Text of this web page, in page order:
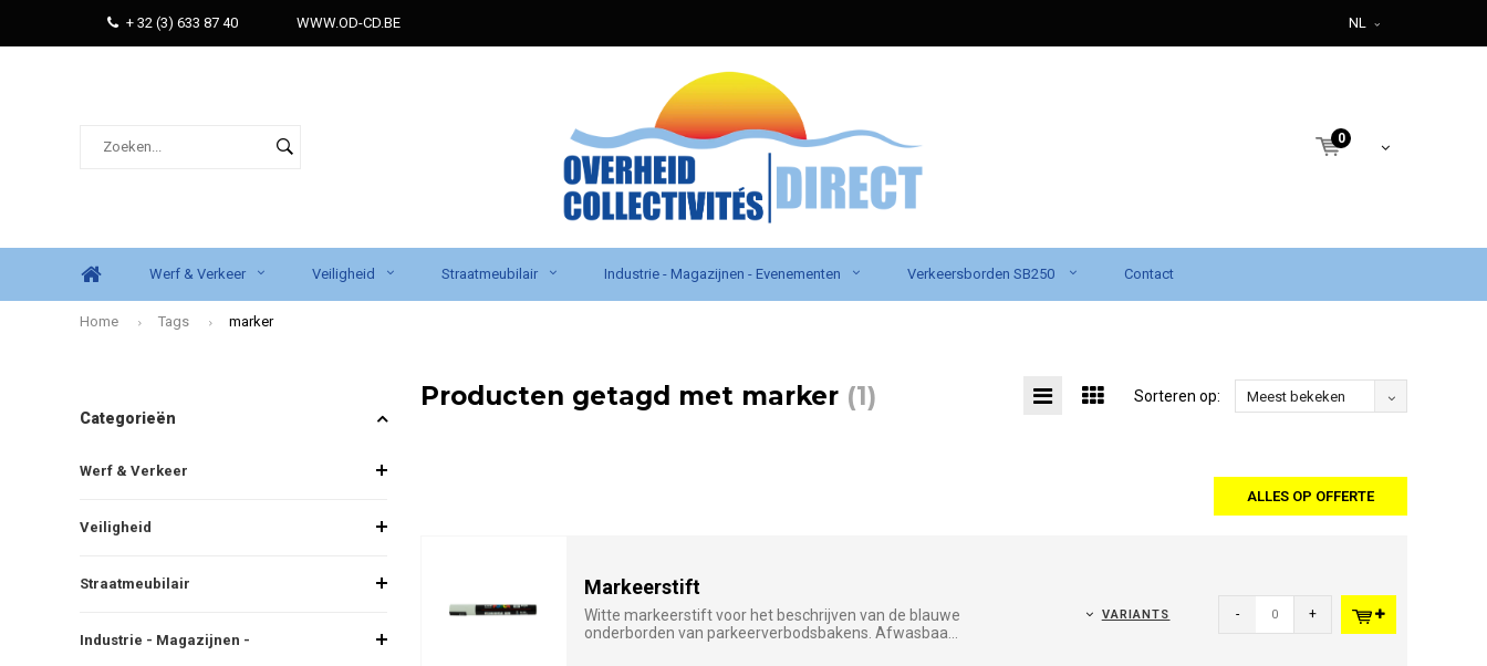
+ 32 (3) 633 87 40 WWW.OD-CD.BE NL
0
Werf & Verkeer Veiligheid Straatmeubilair Industrie - Magazijnen - Evenementen Verkeersborden SB250 Contact
Home Tags marker
Categorieën
Werf & Verkeer
Veiligheid
Straatmeubilair
Industrie - Magazijnen -
Producten getagd met marker (1) Sorteren op: Meest bekeken
ALLES OP OFFERTE
Markeerstift
Witte markeerstift voor het beschrijven van de blauwe
onderborden van parkeerverbodsbakens. Afwasbaa...
VARIANTS - +